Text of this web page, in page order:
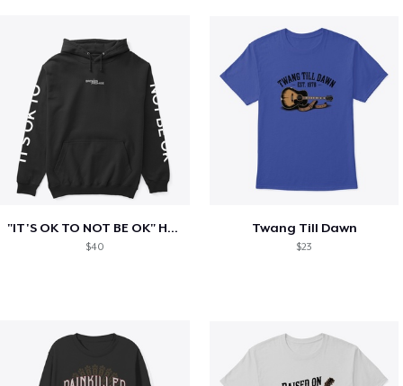
"IT'S OK TO NOT BE OK" Hoodie (BP LOGO)
$40
Twang Till Dawn
$23